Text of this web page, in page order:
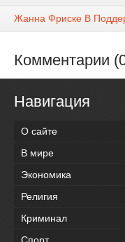
Жанна Фриске В
Комментарии
Навигация
О сайте
В мире
Экономика
Религия
Криминал
Спорт